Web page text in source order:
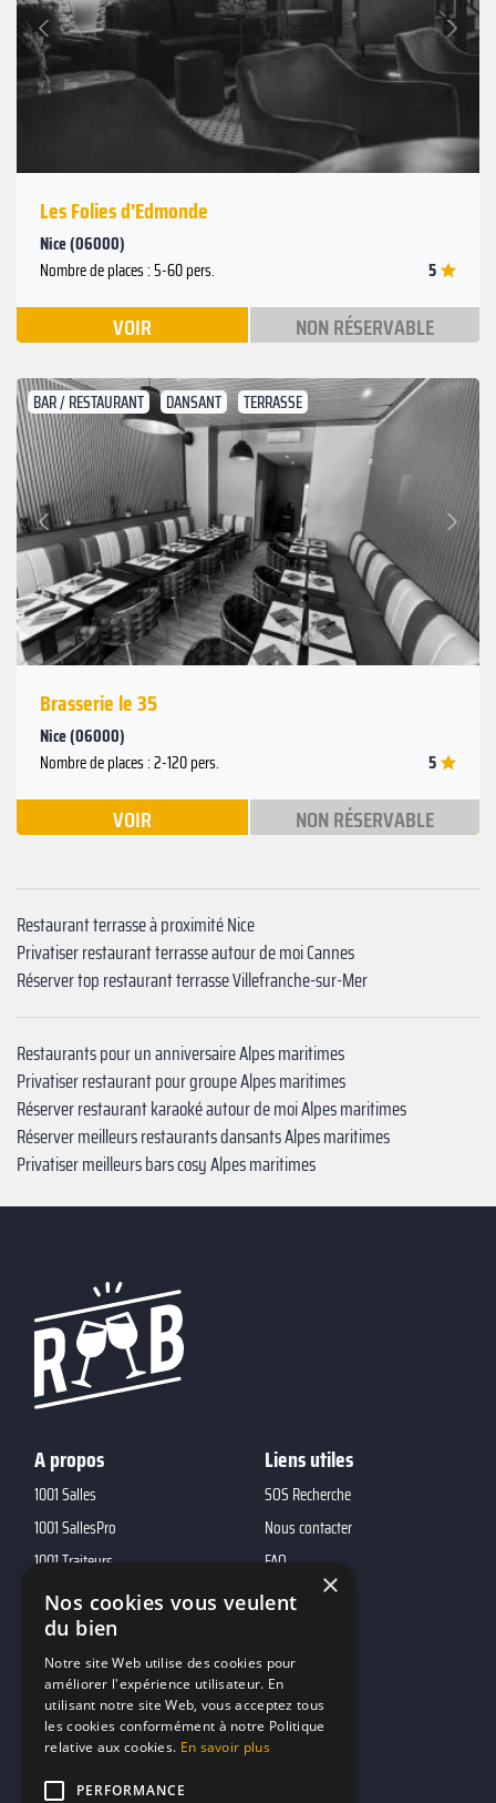
Précédent
Suivant
Les Folies d'Edmonde
Nice (06000)
Nombre de places : 5-60 pers. 5
VOIR NON RÉSERVABLE
BAR / RESTAURANT DANSANT TERRASSE
Précédent
Suivant
Brasserie le 35
Nice (06000)
Nombre de places : 2-120 pers. 5
VOIR NON RÉSERVABLE
Restaurant terrasse à proximité Nice
Privatiser restaurant terrasse autour de moi Cannes
Réserver top restaurant terrasse Villefranche-sur-Mer
Restaurants pour un anniversaire Alpes maritimes
Privatiser restaurant pour groupe Alpes maritimes
Réserver restaurant karaoké autour de moi Alpes maritimes
Réserver meilleurs restaurants dansants Alpes maritimes
Privatiser meilleurs bars cosy Alpes maritimes
A propos
1001 Salles
1001 SallesPro
1001 Traiteurs
1001 DJ
10h01
MP2
Liens utiles
SOS Recherche
Nous contacter
FAQ
Contacts
marketing@reserverunbar.fr
11 rue Maurice Grandcoing
×
Nos cookies vous veulent
du bien
Notre site Web utilise des cookies pour
améliorer l'expérience utilisateur. En
utilisant notre site Web, vous acceptez tous
les cookies conformément à notre Politique
relative aux cookies. En savoir plus
PERFORMANCE